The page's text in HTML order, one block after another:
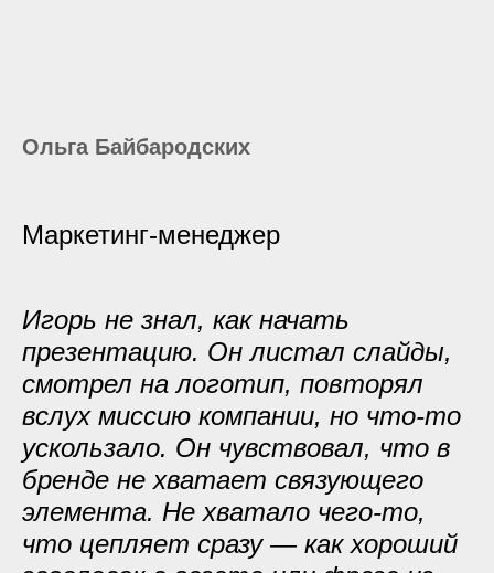
Ольга Байбародских
Маркетинг-менеджер
Игорь не знал, как начать
презентацию. Он листал слайды,
смотрел на логотип, повторял
вслух миссию компании, но что-то
ускользало. Он чувствовал, что в
бренде не хватает связующего
элемента. Не хватало чего-то,
что цепляет сразу — как хороший